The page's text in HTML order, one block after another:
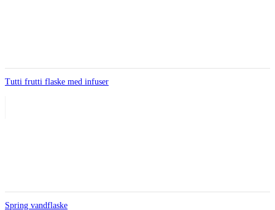
Tutti frutti flaske med infuser
Spring vandflaske